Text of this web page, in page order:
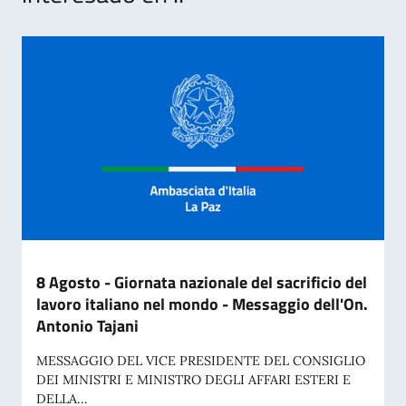
8 Agosto - Giornata nazionale del sacrificio del
lavoro italiano nel mondo - Messaggio dell'On.
Antonio Tajani
MESSAGGIO DEL VICE PRESIDENTE DEL CONSIGLIO
DEI MINISTRI E MINISTRO DEGLI AFFARI ESTERI E
DELLA...